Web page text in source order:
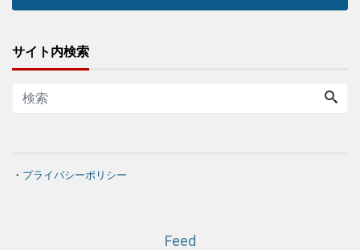
サイト内検索
・ プライバシーポリシー
Feed